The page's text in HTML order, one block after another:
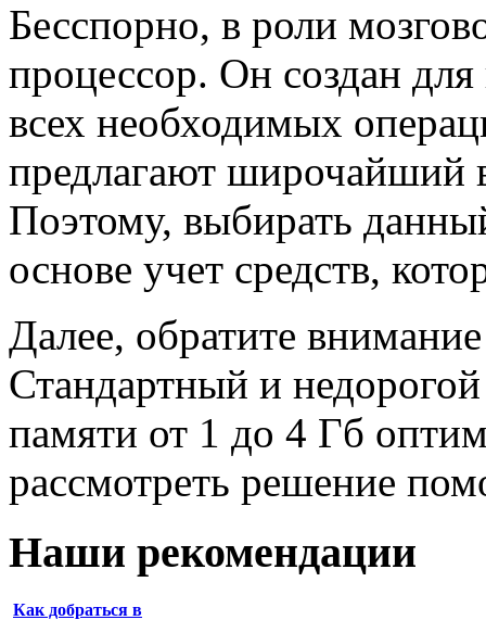
Бесспорно, в роли
процессор. Он создан
всех необходимых
предлагают широчайший
Поэтому, выбирать
основе учет средств,
Далее, обратите
Стандартный и
памяти от 1 до 4 Гб
рассмотреть решение
Наши рекомендации
Как добраться в